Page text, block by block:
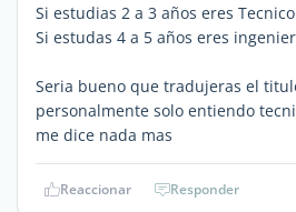
Si estudias 2 a 3 años eres
Si estudas 4 a 5 años eres
Seria bueno que tradujeras el
personalmente solo entiendo
me dice nada mas
Reaccionar Responder